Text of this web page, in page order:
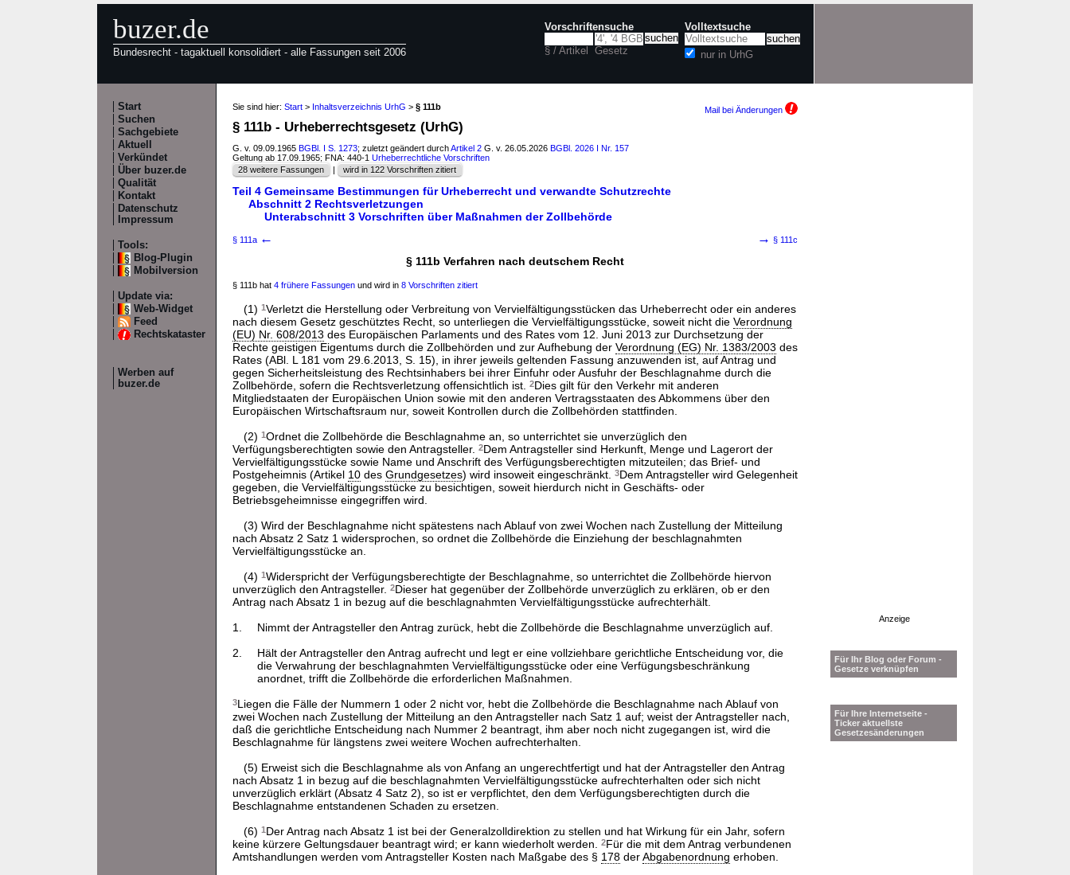
buzer.de
Bundesrecht - tagaktuell konsolidiert - alle Fassungen seit 2006
Vorschriftensuche
§ / Artikel Gesetz
Volltextsuche
nur in UrhG
Start
Suchen
Sachgebiete
Aktuell
Verkündet
Über buzer.de
Qualität
Kontakt
Datenschutz
Impressum
Tools:
Blog-Plugin
Mobilversion
Update via:
Web-Widget
Feed
Rechtskataster
Werben auf
buzer.de
Sie sind hier: Start > Inhaltsverzeichnis UrhG > § 111b Mail bei Änderungen
§ 111b - Urheberrechtsgesetz (UrhG)
G. v. 09.09.1965 BGBl. I S. 1273; zuletzt geändert durchArtikel 2 G. v. 26.05.2026 BGBl. 2026 I Nr. 157
Geltung ab 17.09.1965; FNA: 440-1 Urheberrechtliche Vorschriften
28 weitere Fassungen
| wird in 122 Vorschriften zitiert
Teil 4 Gemeinsame Bestimmungen für Urheberrecht und verwandte Schutzrechte
Abschnitt 2 Rechtsverletzungen
Unterabschnitt 3 Vorschriften über Maßnahmen der Zollbehörde
§ 111a ← → § 111c
§ 111b Verfahren nach deutschem Recht
§ 111b hat 4 frühere Fassungen und wird in 8 Vorschriften zitiert
(1) 1Verletzt die Herstellung oder Verbreitung von Vervielfältigungsstücken das Urheberrecht oder ein anderes
nach diesem Gesetz geschütztes Recht, so unterliegen die Vervielfältigungsstücke, soweit nicht die Verordnung
(EU) Nr. 608/2013 des Europäischen Parlaments und des Rates vom 12. Juni 2013 zur Durchsetzung der
Rechte geistigen Eigentums durch die Zollbehörden und zur Aufhebung der Verordnung (EG) Nr. 1383/2003 des
Rates (ABl. L 181 vom 29.6.2013, S. 15), in ihrer jeweils geltenden Fassung anzuwenden ist, auf Antrag und
gegen Sicherheitsleistung des Rechtsinhabers bei ihrer Einfuhr oder Ausfuhr der Beschlagnahme durch die
Zollbehörde, sofern die Rechtsverletzung offensichtlich ist.
2Dies gilt für den Verkehr mit anderen
Mitgliedstaaten der Europäischen Union sowie mit den anderen Vertragsstaaten des Abkommens über den
Europäischen Wirtschaftsraum nur, soweit Kontrollen durch die Zollbehörden stattfinden.
(2) 1Ordnet die Zollbehörde die Beschlagnahme an, so unterrichtet sie unverzüglich den
Verfügungsberechtigten sowie den Antragsteller. 2Dem Antragsteller sind Herkunft, Menge und Lagerort der
Vervielfältigungsstücke sowie Name und Anschrift des Verfügungsberechtigten mitzuteilen; das Brief- und
Postgeheimnis (Artikel 10 des Grundgesetzes) wird insoweit eingeschränkt. 3Dem Antragsteller wird Gelegenheit
gegeben, die Vervielfältigungsstücke zu besichtigen, soweit hierdurch nicht in Geschäfts- oder
Betriebsgeheimnisse eingegriffen wird.
(3) Wird der Beschlagnahme nicht spätestens nach Ablauf von zwei Wochen nach Zustellung der Mitteilung
nach Absatz 2 Satz 1 widersprochen, so ordnet die Zollbehörde die Einziehung der beschlagnahmten
Vervielfältigungsstücke an.
(4) 1Widerspricht der Verfügungsberechtigte der Beschlagnahme, so unterrichtet die Zollbehörde hiervon
unverzüglich den Antragsteller. 2Dieser hat gegenüber der Zollbehörde unverzüglich zu erklären, ob er den
Antrag nach Absatz 1 in bezug auf die beschlagnahmten Vervielfältigungsstücke aufrechterhält.
1.
Nimmt der Antragsteller den Antrag zurück, hebt die Zollbehörde die Beschlagnahme unverzüglich auf.
2.
Hält der Antragsteller den Antrag aufrecht und legt er eine vollziehbare gerichtliche Entscheidung vor, die
die Verwahrung der beschlagnahmten Vervielfältigungsstücke oder eine Verfügungsbeschränkung
anordnet, trifft die Zollbehörde die erforderlichen Maßnahmen.
3Liegen die Fälle der Nummern 1 oder 2 nicht vor, hebt die Zollbehörde die Beschlagnahme nach Ablauf von
zwei Wochen nach Zustellung der Mitteilung an den Antragsteller nach Satz 1 auf; weist der Antragsteller nach,
daß die gerichtliche Entscheidung nach Nummer 2 beantragt, ihm aber noch nicht zugegangen ist, wird die
Beschlagnahme für längstens zwei weitere Wochen aufrechterhalten.
(5) Erweist sich die Beschlagnahme als von Anfang an ungerechtfertigt und hat der Antragsteller den Antrag
nach Absatz 1 in bezug auf die beschlagnahmten Vervielfältigungsstücke aufrechterhalten oder sich nicht
unverzüglich erklärt (Absatz 4 Satz 2), so ist er verpflichtet, den dem Verfügungsberechtigten durch die
Beschlagnahme entstandenen Schaden zu ersetzen.
(6) 1Der Antrag nach Absatz 1 ist bei der Generalzolldirektion zu stellen und hat Wirkung für ein Jahr, sofern
keine kürzere Geltungsdauer beantragt wird; er kann wiederholt werden.
2Für die mit dem Antrag verbundenen
Amtshandlungen werden vom Antragsteller Kosten nach Maßgabe des § 178 derAbgabenordnung erhoben.
Anzeige
Für Ihr Blog oder Forum -
Gesetze verknüpfen
Für Ihre Internetseite -
Ticker aktuellste
Gesetzesänderungen